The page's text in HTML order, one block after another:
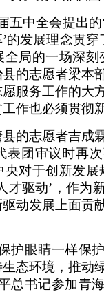
中全会提出的
的发展理念贯穿
全局的一场深刻
的志愿者梁本
服务工作的大
作也必须贯彻
志愿者吉成
表团审议时再
对于创新发展
才驱动’，作为
动发展上面贡
眼睛一样保护
态环境，推动
总书记参加青